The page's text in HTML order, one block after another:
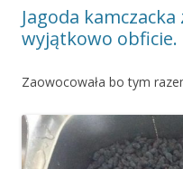
Jagoda kamczacka
wyjątkowo obficie.
Zaowocowała bo tym